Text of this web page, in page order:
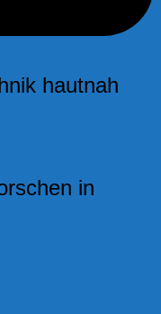
hautnah
in